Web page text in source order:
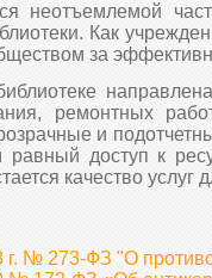
неотъемлемой
Как
за
ремонтных
и
равный доступ к
качество
г. № 273-ФЗ "О